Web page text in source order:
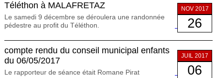
Téléthon à MALAFRETAZ
Le samedi 9 décembre se déroulera une randonnée
pédestre au profit du Téléthon.
NOV 2017
26
compte rendu du conseil municipal enfants
du 06/05/2017
Le rapporteur de séance était Romane Pirat
JUIL 2017
06